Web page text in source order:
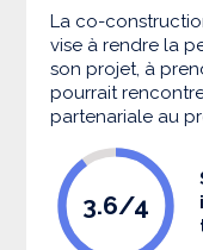
La co-
vise à rendre la
son projet, à
pourrait
partenariale au
3.6/4